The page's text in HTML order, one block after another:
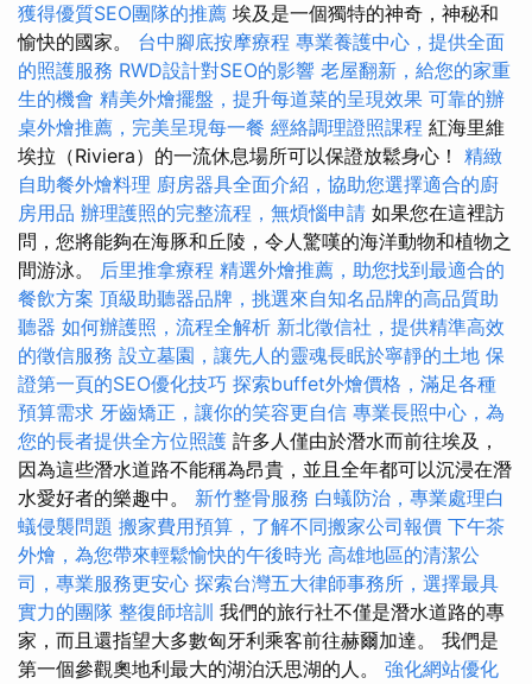
獲得優質SEO團隊的推薦 埃及是一個獨特的神奇，神秘和
愉快的國家。 台中腳底按摩療程 專業養護中心，提供全面
的照護服務 RWD設計對SEO的影響 老屋翻新，給您的家重
生的機會 精美外燴擺盤，提升每道菜的呈現效果 可靠的辦
桌外燴推薦，完美呈現每一餐 經絡調理證照課程 紅海里維
埃拉（Riviera）的一流休息場所可以保證放鬆身心！ 精緻
自助餐外燴料理 廚房器具全面介紹，協助您選擇適合的廚
房用品 辦理護照的完整流程，無煩惱申請 如果您在這裡訪
問，您將能夠在海豚和丘陵，令人驚嘆的海洋動物和植物之
間游泳。 后里推拿療程 精選外燴推薦，助您找到最適合的
餐飲方案 頂級助聽器品牌，挑選來自知名品牌的高品質助
聽器 如何辦護照，流程全解析 新北徵信社，提供精準高效
的徵信服務 設立墓園，讓先人的靈魂長眠於寧靜的土地 保
證第一頁的SEO優化技巧 探索buffet外燴價格，滿足各種
預算需求 牙齒矯正，讓你的笑容更自信 專業長照中心，為
您的長者提供全方位照護 許多人僅由於潛水而前往埃及，
因為這些潛水道路不能稱為昂貴，並且全年都可以沉浸在潛
水愛好者的樂趣中。 新竹整骨服務 白蟻防治，專業處理白
蟻侵襲問題 搬家費用預算，了解不同搬家公司報價 下午茶
外燴，為您帶來輕鬆愉快的午後時光 高雄地區的清潔公
司，專業服務更安心 探索台灣五大律師事務所，選擇最具
實力的團隊 整復師培訓 我們的旅行社不僅是潛水道路的專
家，而且還指望大多數匈牙利乘客前往赫爾加達。 我們是
第一個參觀奧地利最大的湖泊沃思湖的人。 強化網站優化